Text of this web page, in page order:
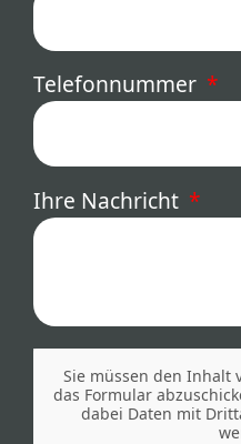
Telefonnummer
Ihre Nachricht
Sie müssen den Inhalt
das Formular
dabei Daten mit